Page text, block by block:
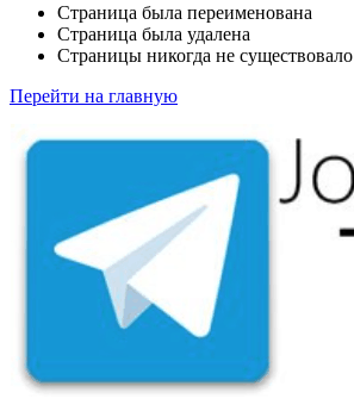
Страница была переименована
Страница была удалена
Страницы никогда не существовало
Перейти на главную